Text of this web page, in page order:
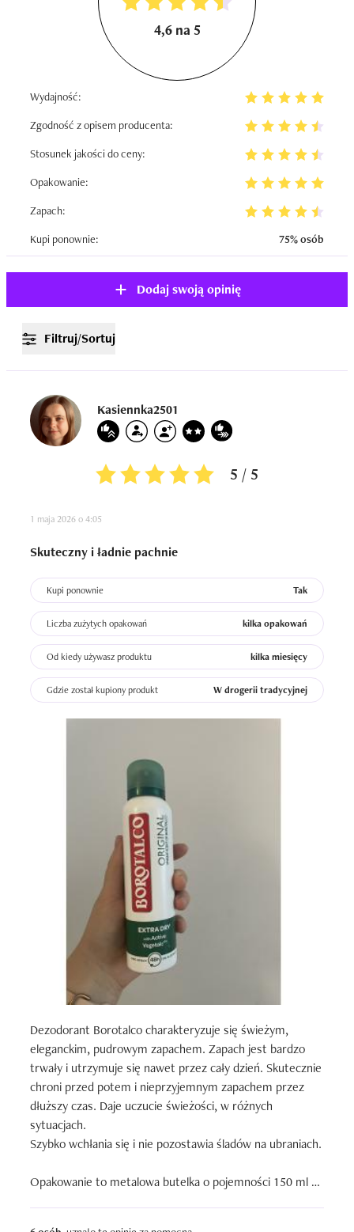
4,6 na 5
Wydajność:
Zgodność z opisem producenta:
Stosunek jakości do ceny:
Opakowanie:
Zapach:
Kupi ponownie:
75% osób
Dodaj swoją opinię
Filtruj/Sortuj
Kasiennka2501
5 / 5
1 maja 2026 o 4:05
Skuteczny i ładnie pachnie
Kupi ponownie Tak
Liczba zużytych opakowań kilka opakowań
Od kiedy używasz produktu kilka miesięcy
Gdzie został kupiony produkt W drogerii tradycyjnej
Dezodorant Borotalco charakteryzuje się świeżym,
eleganckim, pudrowym zapachem. Zapach jest bardzo
trwały i utrzymuje się nawet przez cały dzień. Skutecznie
chroni przed potem i nieprzyjemnym zapachem przez
dłuższy czas. Daje uczucie świeżości, w różnych
sytuacjach.
Szybko wchłania się i nie pozostawia śladów na ubraniach.
Opakowanie to metalowa butelka o pojemności 150 ml z